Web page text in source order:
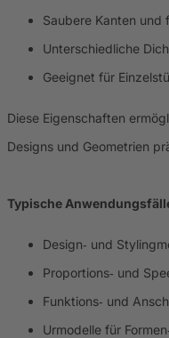
Saubere Kanten und
Unterschiedliche
Geeignet für
Diese Eigenschaften
Designs und Geometrien
Typische
Design‑ und
Proportions‑ und
Funktions‑ und
Urmodelle für